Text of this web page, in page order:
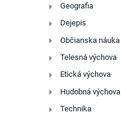
Geografia
Dejepis
Občianska náuka
Telesná výchova
Etická výchova
Hudobná výchova
Technika